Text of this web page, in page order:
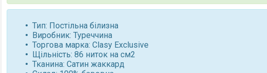
Тип: Постільна білизна
Виробник: Туреччина
Торгова марка: Clasy Exclusive
Щільність: 86 ниток на см2
Тканина: Сатин жаккард